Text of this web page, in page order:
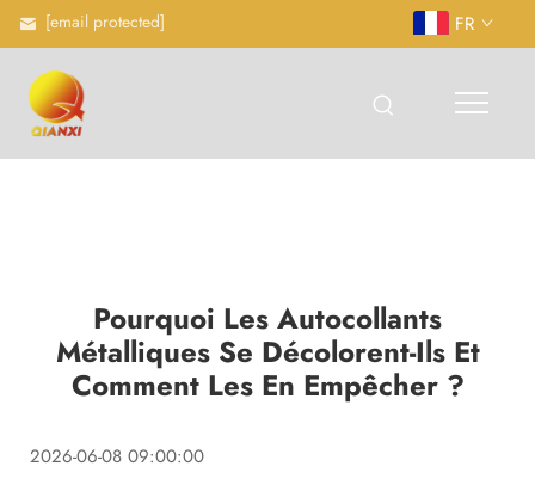
[email protected] FR
Pourquoi Les Autocollants
Métalliques Se Décolorent-Ils Et
Comment Les En Empêcher ?
2026-06-08 09:00:00